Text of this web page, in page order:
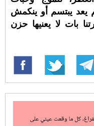
يعد يبتسم أو ينكمش
بات لا يعنيها حزن